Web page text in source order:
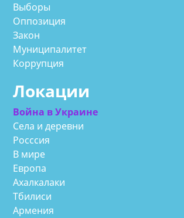
Выборы
Оппозиция
Закон
Муниципалитет
Коррупция
Локации
Война в Украине
Села и деревни
Росссия
В мире
Европа
Ахалкалаки
Тбилиси
Армения